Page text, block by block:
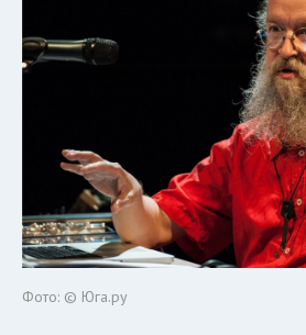
Фото: © Юга.ру